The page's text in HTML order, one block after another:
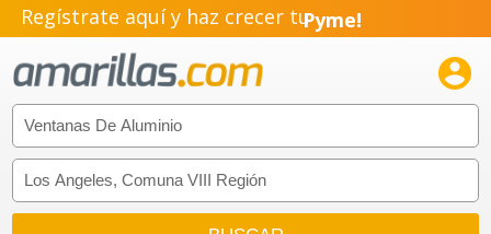
Regístrate aquí y haz crecer tuPyme!
Emprendimiento!
